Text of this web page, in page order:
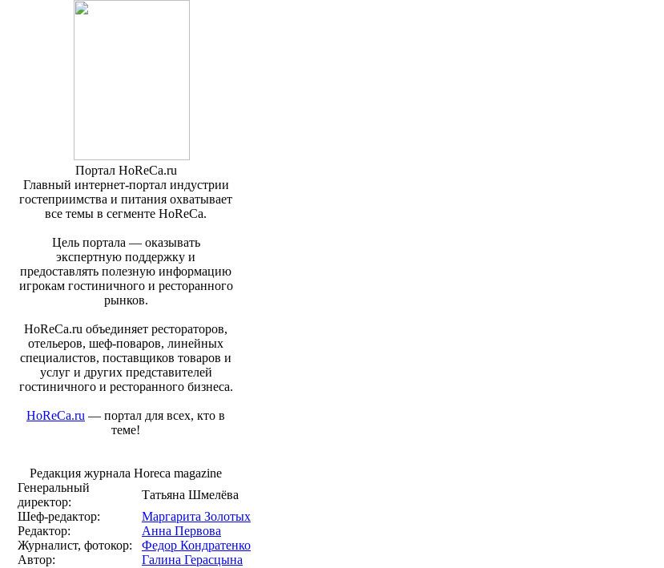
Портал HoReCa.ru
Главный интернет-портал индустрии
гостеприимства и питания охватывает
все темы в сегменте HoReCa.
Цель портала — оказывать
экспертную поддержку и
предоставлять полезную информацию
игрокам гостиничного и ресторанного
рынков.
HoReCa.ru объединяет рестораторов,
отельеров, шеф-поваров, линейных
специалистов, поставщиков товаров и
услуг и других представителей
гостиничного и ресторанного бизнеса.
HoReCa.ru — портал для всех, кто в
теме!
Редакция журнала Horeca magazine
Генеральный
директор:
Татьяна Шмелёва
Шеф-редактор:
Маргарита Золотых
Редактор:
Анна Первова
Журналист, фотокор:
Федор Кондратенко
Автор:
Галина Герасцына